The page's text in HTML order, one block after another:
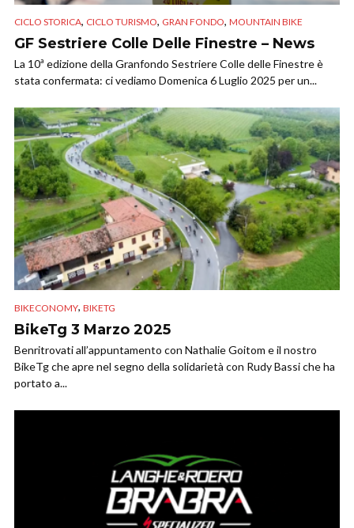
CICLO STORICA, CICLO TURISMO, GRAN FONDO, MOUNTAIN BIKE
GF Sestriere Colle Delle Finestre – News
La 10ª edizione della Granfondo Sestriere Colle delle Finestre è
stata confermata: ci vediamo Domenica 6 Luglio 2025 per un...
BIKECONOMY, BIKETG
BikeTg 3 Marzo 2025
Benritrovati all’appuntamento con Nathalie Goitom e il nostro
BikeTg che apre nel segno della solidarietà con Rudy Bassi che ha
portato a...